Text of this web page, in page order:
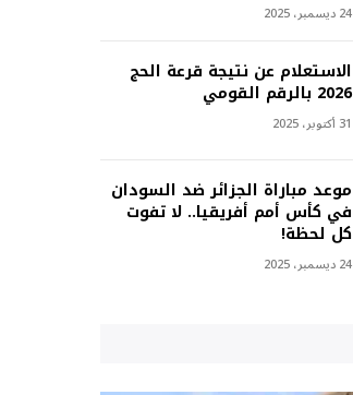
24 ديسمبر، 2025
الاستعلام عن نتيجة قرعة الحج
2026 بالرقم القومي
31 أكتوبر، 2025
موعد مباراة الجزائر ضد السودان
في كأس أمم أفريقيا.. لا تفوت
كل لحظة!
24 ديسمبر، 2025